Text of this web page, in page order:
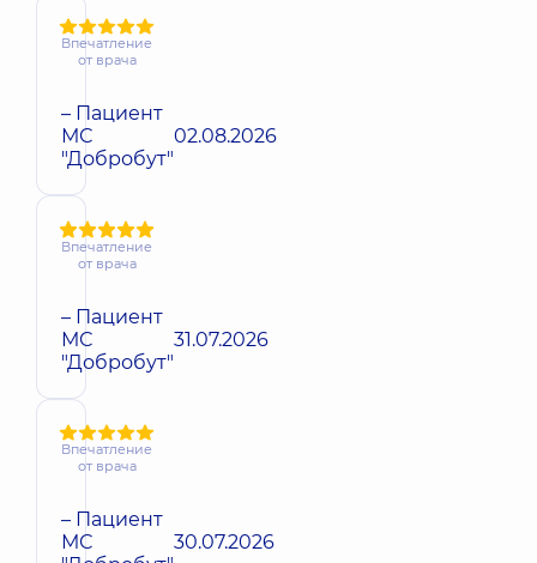
Впечатление
от врача
– Пациент
МС
"Добробут"
02.08.2026
Впечатление
от врача
– Пациент
МС
"Добробут"
31.07.2026
Впечатление
от врача
– Пациент
МС
30.07.2026